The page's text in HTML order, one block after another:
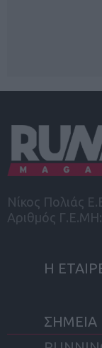
Νίκος Πολιάς
Αριθμός
Η